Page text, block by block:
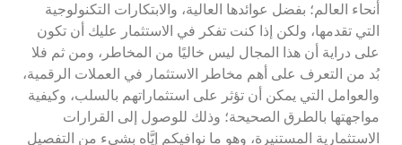
أنحاء العالم؛ بفضل عوائدها العالية، والابتكارات التكنولوجية
التي تقدمها، ولكن إذا كنت تفكر في الاستثمار عليك أن تكون
على دراية أن هذا المجال ليس خاليًا من المخاطر، ومن ثم فلا
بُد من التعرف على أهم مخاطر الاستثمار في العملات الرقمية،
والعوامل التي يمكن أن تؤثر على استثماراتهم بالسلب، وكيفية
مواجهتها بالطرق الصحيحة؛ وذلك للوصول إلى القرارات
الاستثمارية المستنيرة، وهو ما نوافيكم إيَّاه بشيء من التفصيل